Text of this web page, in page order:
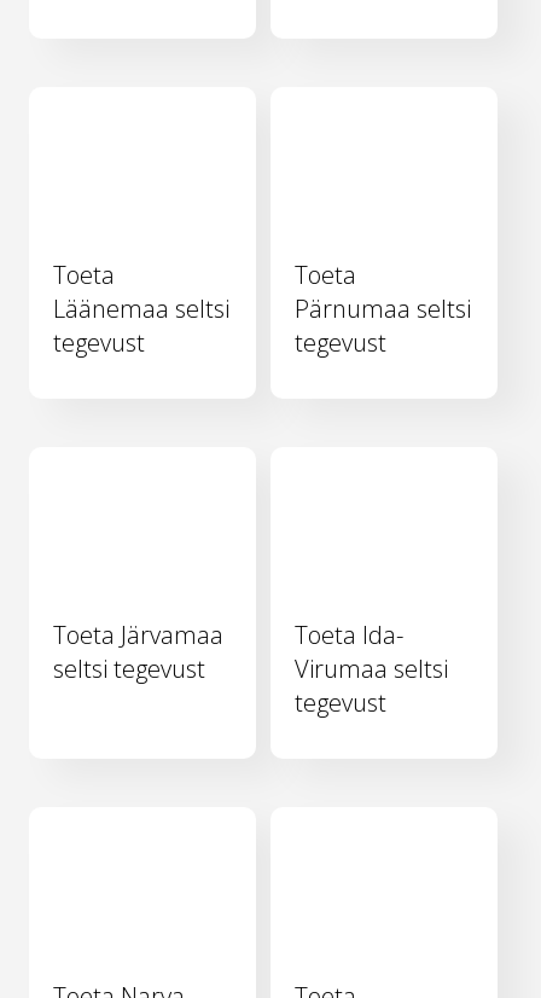
Toeta
Läänemaa seltsi
tegevust
Toeta
Pärnumaa seltsi
tegevust
Toeta Järvamaa
seltsi tegevust
Toeta Ida-
Virumaa seltsi
tegevust